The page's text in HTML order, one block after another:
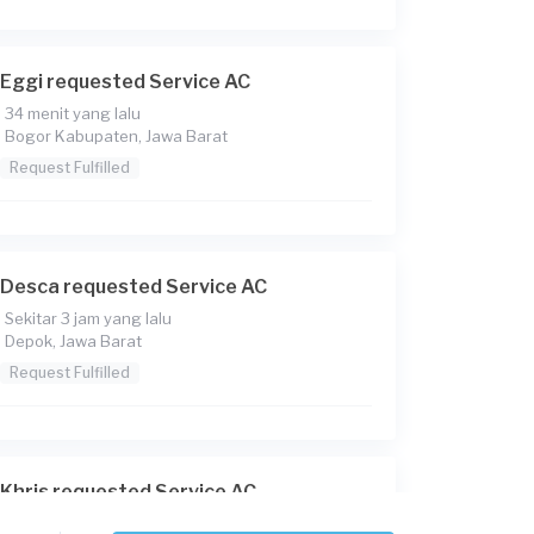
Eggi requested Service AC
34 menit yang lalu
Bogor Kabupaten, Jawa Barat
Request Fulfilled
Desca requested Service AC
Sekitar 3 jam yang lalu
Depok, Jawa Barat
Request Fulfilled
Khris requested Service AC